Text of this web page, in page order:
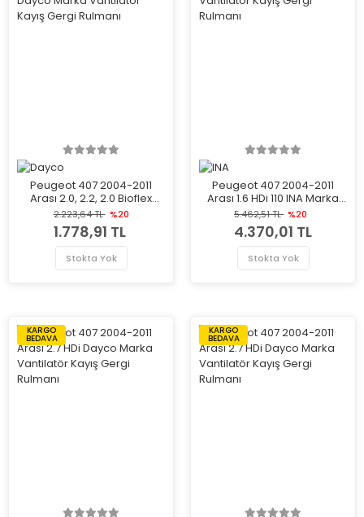
Peugeot 407 2004-2011
Arası 2.0, 2.2, 2.0 Bioflex
Dayco Marka Vantilatör
Kayış Gergi Rulmanı
2.223,64 TL %20
1.778,91 TL
Stokta Yok
Peugeot 407 2004-2011
Arası 1.6 HDi 110 INA Marka
Vantilatör Kayış Gergi
Rulmanı
5.462,51 TL %20
4.370,01 TL
Stokta Yok
KARGO
BEDAVA
KARGO
BEDAVA